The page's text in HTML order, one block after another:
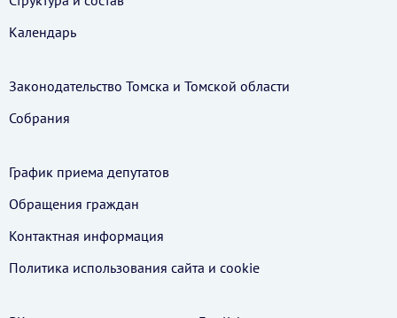
Календарь
Законодательство Томска и Томской области
Собрания
График приема депутатов
Обращения граждан
Контактная информация
Политика использования cайта и cookie